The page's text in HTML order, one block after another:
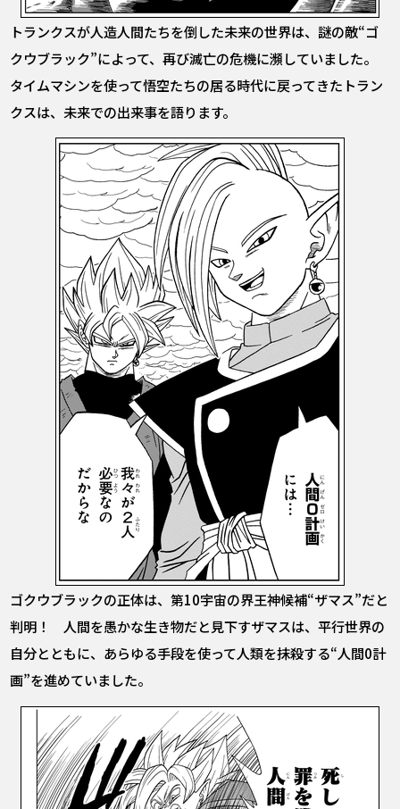
トランクスが人造人間たちを倒した未来の世界は、謎の敵“ゴ
クウブラック”によって、再び滅亡の危機に瀕していました。
タイムマシンを使って悟空たちの居る時代に戻ってきたトラン
クスは、未来での出来事を語ります。
ゴクウブラックの正体は、第10宇宙の界王神候補“ザマス”だと
判明！ 人間を愚かな生き物だと見下すザマスは、平行世界の
自分とともに、あらゆる手段を使って人類を抹殺する“人間0計
画”を進めていました。